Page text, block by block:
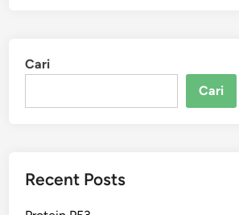
Cari
Cari
Recent Posts